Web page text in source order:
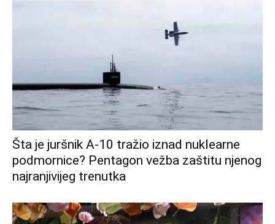
Šta je juršnik A-10 tražio iznad nuklearne
podmornice? Pentagon vežba zaštitu njenog
najranjivijeg trenutka